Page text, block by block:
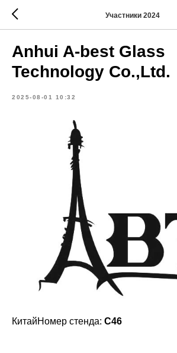
Участники 2024
Anhui A-best Glass
Technology Co.,Ltd.
2025-08-01 10:32
КитайНомер стенда: C46